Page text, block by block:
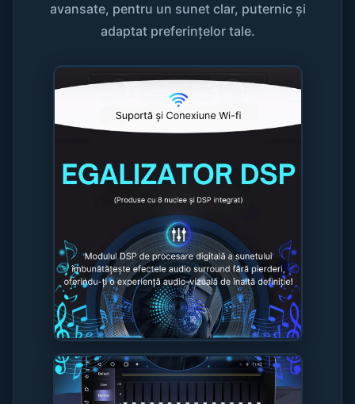
avansate, pentru un sunet clar, puternic și
adaptat preferințelor tale.